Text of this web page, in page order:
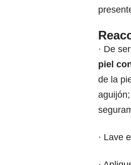
· De
piel
de la
· Lave